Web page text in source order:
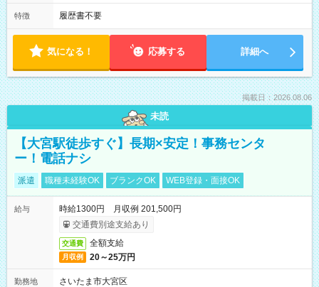
特徴 履歴書不要
気になる！ 応募する 詳細へ
掲載日：2026.08.06
未読
【大宮駅徒歩すぐ】長期×安定！事務センタ
ー！電話ナシ
派遣 職種未経験OK ブランクOK WEB登録・面接OK
給与
時給1300円 月収例 201,500円
交通費別途支給あり
交通費 全額支給
月収例 20～25万円
勤務地
さいたま市大宮区